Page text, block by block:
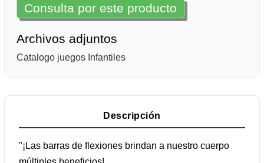
Consulta por este producto
Archivos adjuntos
Catalogo juegos Infantiles
Descripción
"¡Las barras de flexiones brindan a nuestro cuerpo